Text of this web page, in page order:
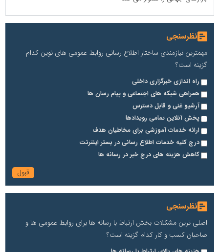
پایگاه اطلاع رسانی دریا و نفت
تریبون
انتشار گسترده محتوا در رسانه گزارش خبر
تسمینو
مسعودصادقی
محمدعلی کرمعلی
نظرسنجی
مهمترین نیازمندی ساختار اطلاع رسانی روابط عمومی های نوین کدام
گزینه است؟
راه اندازی خبرگزاری داخلی
همراهی شبکه های اجتماعی و پیام رسان ها
آرشیو غنی و قابل دسترس
پخش آنلاین تمامی رویدادها
ارائه خدمات آموزشی برای مخاطیان هدف
درج کلیه خدمات اطلاع رسانی در بستر اینترنت
کاهش هزینه های درج خبر در رسانه ها
نظرسنجی
اصلی ترین مشکلات بخش ارتباط با رسانه ها برای روابط عمومی ها و
صاحبان کسب و کار کدام گزینه است؟